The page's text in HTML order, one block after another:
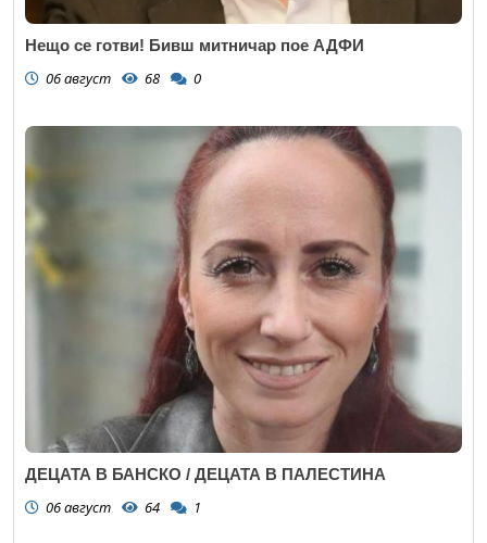
Нещо се готви! Бивш митничар пое АДФИ
06 август 68 0
ДЕЦАТА В БАНСКО / ДЕЦАТА В ПАЛЕСТИНА
06 август 64 1